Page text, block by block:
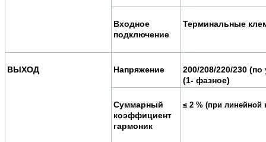
Входное
подключение
Терминальные
ВЫХОД Напряжение
200/208/220/230
(1- фазное)
Суммарный
коэффициент
гармоник
≤ 2 % (при линейной